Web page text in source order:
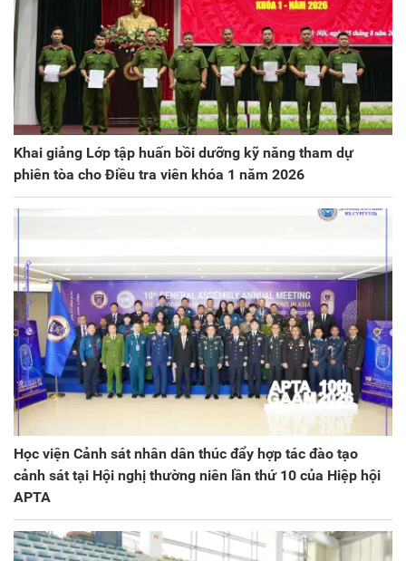
Khai giảng Lớp tập huấn bồi dưỡng kỹ năng tham dự
phiên tòa cho Điều tra viên khóa 1 năm 2026
Học viện Cảnh sát nhân dân thúc đẩy hợp tác đào tạo
cảnh sát tại Hội nghị thường niên lần thứ 10 của Hiệp hội
APTA